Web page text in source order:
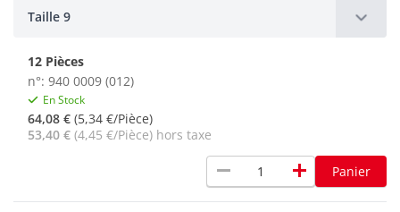
Taille 9
12 Pièces
n°: 940 0009 (012)
En Stock
64,08 € (5,34 €/Pièce)
53,40 € (4,45 €/Pièce) hors taxe
remove add Panier